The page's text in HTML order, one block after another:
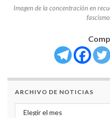
Imagen de la concentración en
ARCHIVO DE NOTICIAS
Archivo de noticias